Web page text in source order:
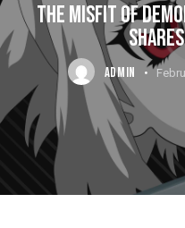
THE MISFIT OF
ADMIN